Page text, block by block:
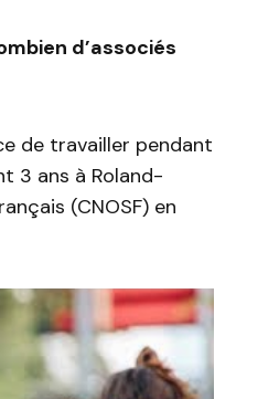
d’associés
de travailler pendant
3 ans à Roland-
(CNOSF) en